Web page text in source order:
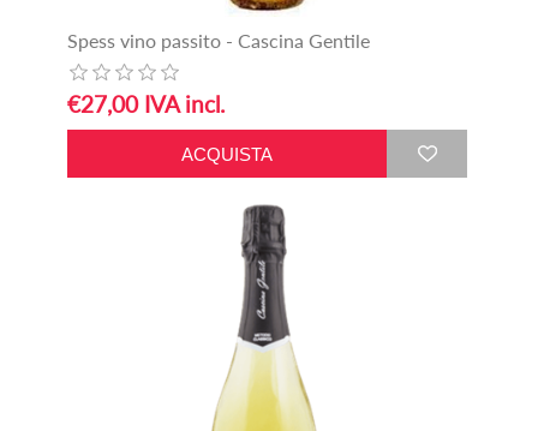
Spess vino passito - Cascina Gentile
€27,00 IVA incl.